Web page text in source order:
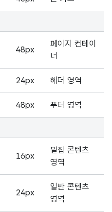
48px
페이지 컨테이
너
24px 헤더 영역
48px 푸터 영역
16px
밀집 콘텐츠
영역
24px
일반 콘텐츠
영역